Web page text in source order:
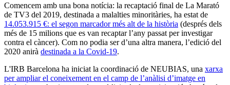
Comencem amb una bona notícia: la recaptació final de La Marató
de TV3 del 2019, destinada a malalties minoritàries, ha estat de
14.053.915 €: el segon marcador més alt de la història (després dels
més de 15 milions que es van recaptar l’any passat per investigar
contra el càncer). Com no podia ser d’una altra manera, l’edició del
2020 anirà destinada a la Covid-19.
L'IRB Barcelona ha iniciat la coordinació de NEUBIAS, una xarxa
per ampliar el coneixement en el camp de l’anàlisi d’imatge en